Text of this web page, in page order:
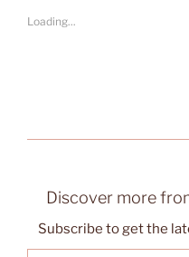
Loading...
Discover more
Subscribe to get the
Type your email…